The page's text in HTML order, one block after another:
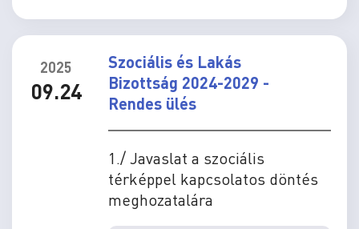
2025
09.24
Szociális és Lakás
Bizottság 2024-2029 -
Rendes ülés
1./ Javaslat a szociális
térképpel kapcsolatos döntés
meghozatalára